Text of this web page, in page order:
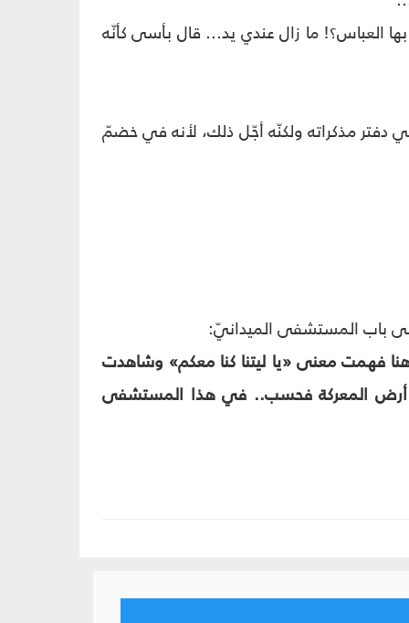
العباس؟! ما زال عندي يد... قال بأسى كأنّه
دفتر مذكراته ولكنّه أجّل ذلك، لأنه في خضمّ
باب المستشفى الميدانيّ:
فهمت معنى «يا ليتنا كنا معكم» وشاهدت
أرض المعركة فحسب.. في هذا المستشفى